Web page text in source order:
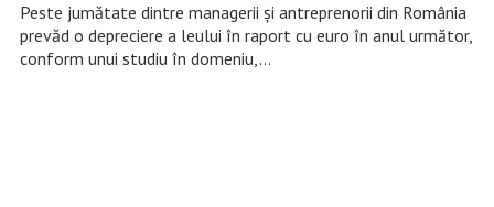
Peste jumătate dintre managerii și antreprenorii din România
prevăd o depreciere a leului în raport cu euro în anul următor,
conform unui studiu în domeniu,…